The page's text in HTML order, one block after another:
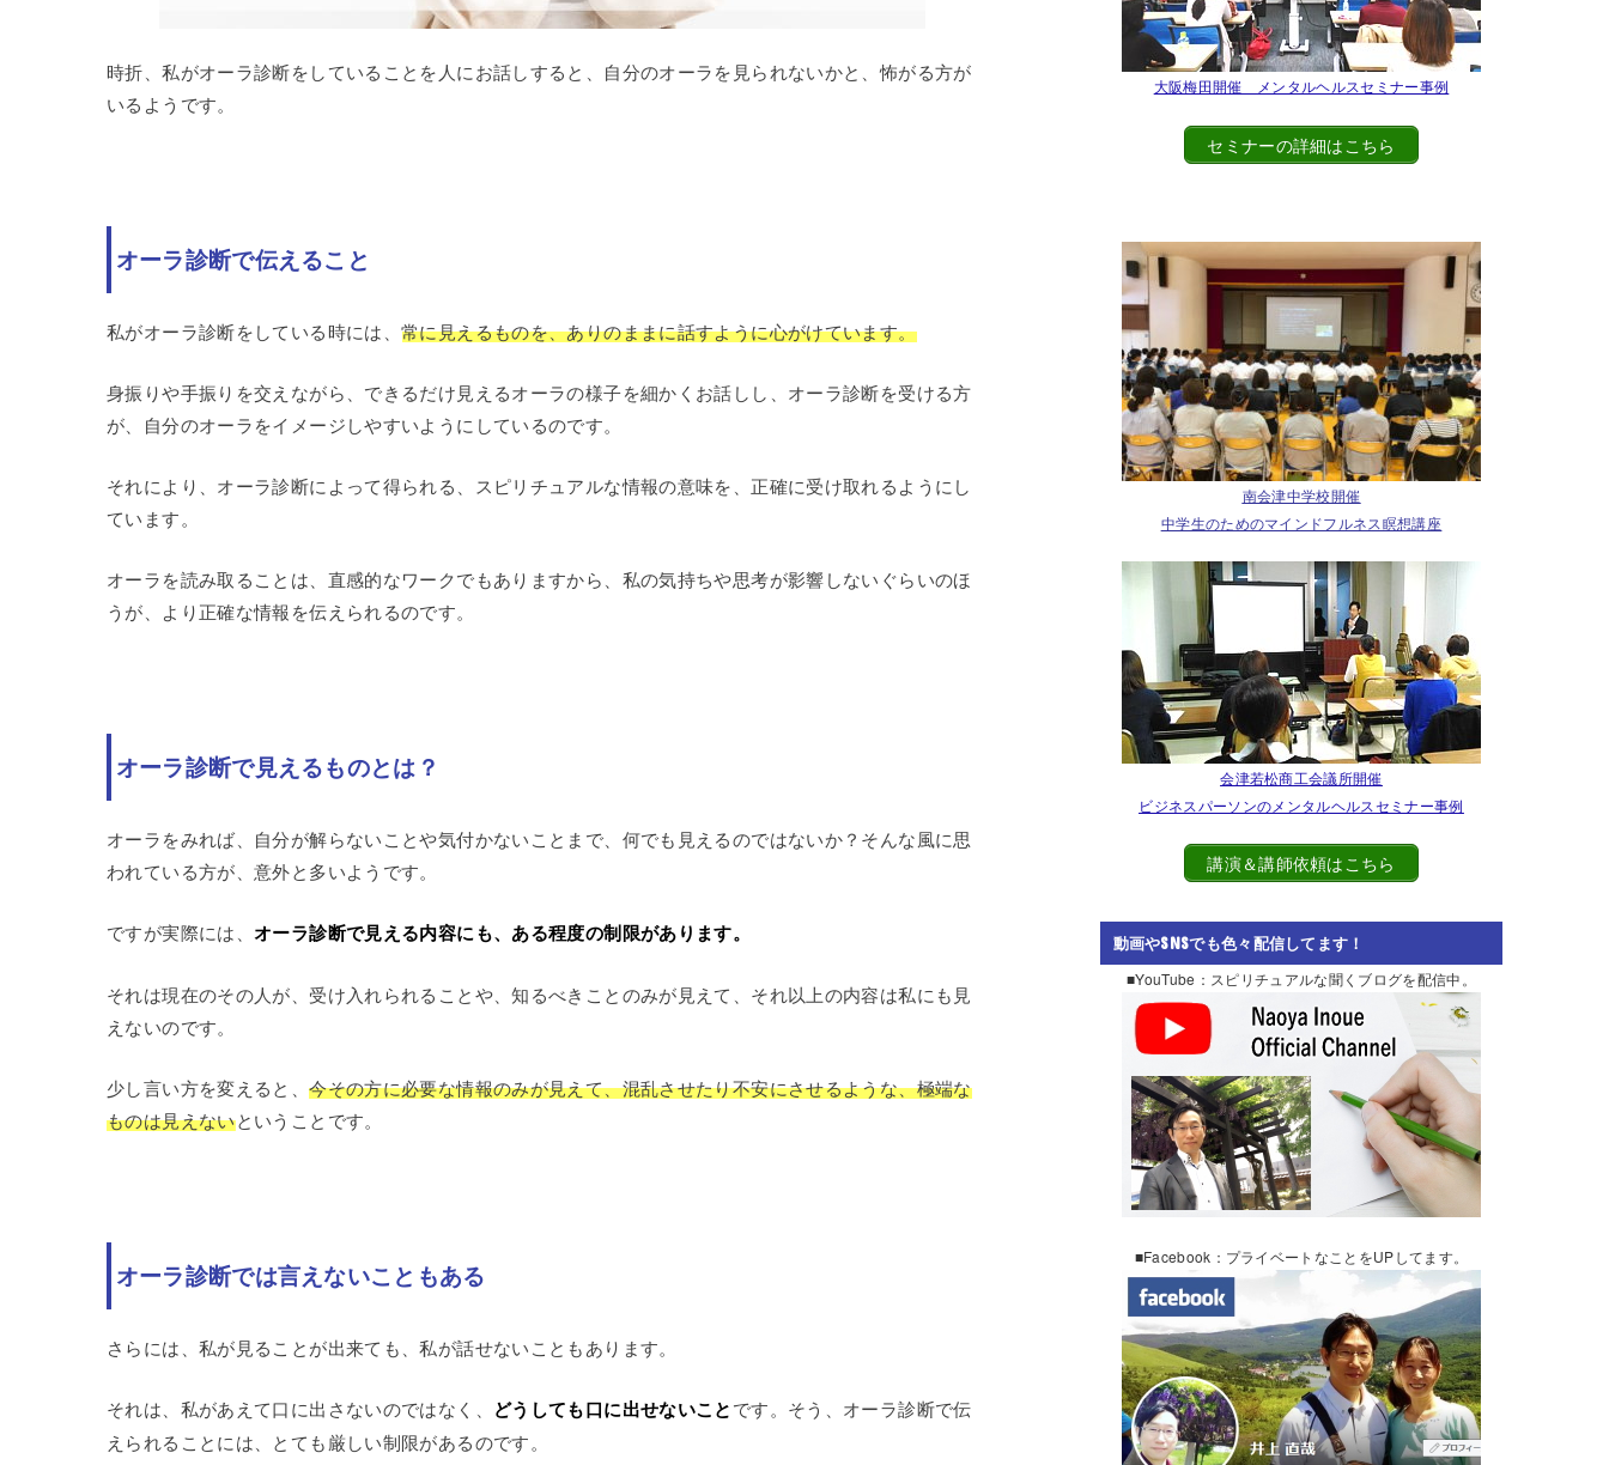
時折、私がオーラ診断をしていることを人にお話しすると、自分のオーラを見られないかと、怖がる方が
いるようです。
オーラ診断で伝えること
私がオーラ診断をしている時には、 常に見えるものを、ありのままに話すように心がけています。
身振りや手振りを交えながら、できるだけ見えるオーラの様子を細かくお話しし、オーラ診断を受ける方
が、自分のオーラをイメージしやすいようにしているのです。
それにより、オーラ診断によって得られる、スピリチュアルな情報の意味を、正確に受け取れるようにし
ています。
オーラを読み取ることは、直感的なワークでもありますから、私の気持ちや思考が影響しないぐらいのほ
うが、より正確な情報を伝えられるのです。
オーラ診断で見えるものとは？
オーラをみれば、自分が解らないことや気付かないことまで、何でも見えるのではないか？そんな風に思
われている方が、意外と多いようです。
ですが実際には、 オーラ診断で見える内容にも、ある程度の制限があります。
それは現在のその人が、受け入れられることや、知るべきことのみが見えて、それ以上の内容は私にも見
えないのです。
少し言い方を変えると、今その方に必要な情報のみが見えて、混乱させたり不安にさせるような、極端な
ものは見えないということです。
オーラ診断では言えないこともある
さらには、私が見ることが出来ても、私が話せないこともあります。
それは、私があえて口に出さないのではなく、 どうしても口に出せないことです。そう、オーラ診断で伝
えられることには、とても厳しい制限があるのです。
大阪梅田開催 メンタルヘルスセミナー事例
セミナーの詳細はこちら
南会津中学校開催
中学生のためのマインドフルネス瞑想講座
会津若松商工会議所開催
ビジネスパーソンのメンタルヘルスセミナー事例
講演＆講師依頼はこちら
動画やSNSでも色々配信してます！
■YouTube：スピリチュアルな聞くブログを配信中。
■Facebook：プライベートなことをUPしてます。